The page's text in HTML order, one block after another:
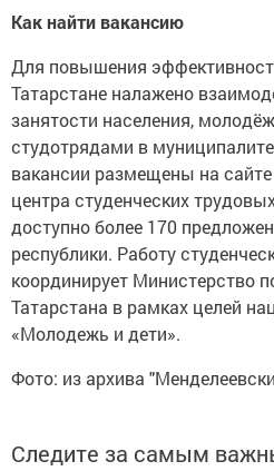
Как найти вакансию
Для повышения
Татарстане налажено
занятости населения,
студотрядами в
вакансии размещены на
центра студенческих
доступно более 170
республики. Работу
координирует Министерство
Татарстана в рамках целей
«Молодежь и дети».
Фото: из архива
Следите за самым